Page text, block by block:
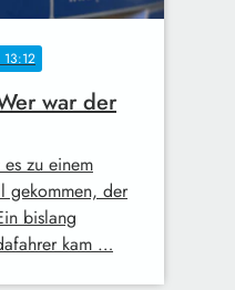
war der
zu einem
gekommen, der
bislang
kam …